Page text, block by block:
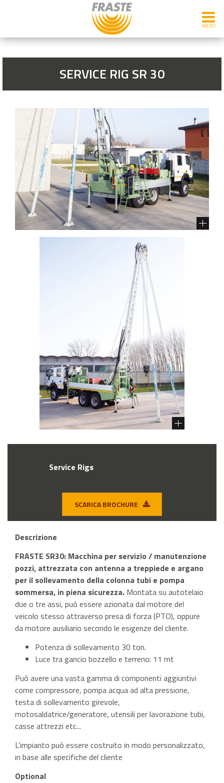
SERVICE RIG SR 30
Service Rigs
SCARICA BROCHURE
Descrizione
FRASTE SR30: Macchina per servizio / manutenzione
pozzi, attrezzata con antenna a treppiede e argano
per il sollevamento della colonna tubi e pompa
sommersa, in piena sicurezza. Montata su autotelaio
due o tre assi, può essere azionata dal motore del
veicolo stesso attraverso presa di forza (PTO), oppure
da motore ausiliario secondo le esigenze del cliente.
Potenza di sollevamento 30 ton.
Luce tra gancio bozzello e terreno: 11 mt
Può avere una vasta gamma di componenti aggiuntivi
come compressore, pompa acqua ad alta pressione,
testa di sollevamento girevole,
motosaldatrice/generatore, utensili per lavorazione tubi,
casse attrezzi etc...
L’impianto può essere costruito in modo personalizzato,
in base alle specifiche del cliente
Optional